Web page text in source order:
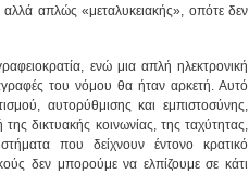
αλλά απλώς «μεταλυκειακής», οπότε δεν
ενώ μια απλή ηλεκτρονική
του νόμου θα ήταν αρκετή. Αυτό
αυτορύθμισης και εμπιστοσύνης,
δικτυακής κοινωνίας, της ταχύτητας,
που δείχνουν έντονο κρατικό
δεν μπορούμε να ελπίζουμε σε κάτι